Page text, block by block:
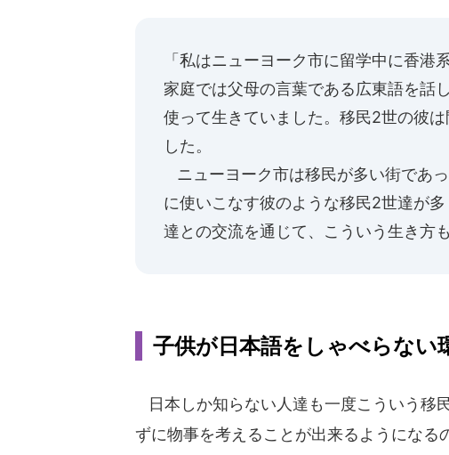
「私はニューヨーク市に留学中に香
家庭では父母の言葉である広東語を話
使って生きていました。移民2世の彼
した。
ニューヨーク市は移民が多い街であ
に使いこなす彼のような移民2世達が
達との交流を通じて、こういう生き方
子供が日本語をしゃべらない
日本しか知らない人達も一度こういう移
ずに物事を考えることが出来るようになる